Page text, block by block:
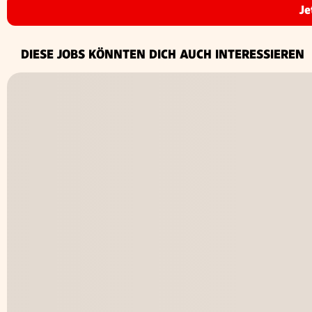
DIESE JOBS KÖNNTEN DICH AUCH INTERESSIEREN